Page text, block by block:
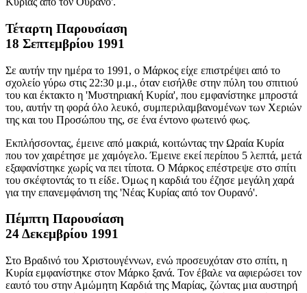
Τέταρτη Παρουσίαση
18 Σεπτεμβρίου 1991
Σε αυτήν την ημέρα το 1991, ο Μάρκος είχε επιστρέψει από το
σχολείο γύρω στις 22:30 μ.μ., όταν εισήλθε στην πύλη του σπιτιού
του και έκτακτο η 'Μυστηριακή Κυρία', που εμφανίστηκε μπροστά
του, αυτήν τη φορά όλο λευκό, συμπεριλαμβανομένων των Χεριών
της και του Προσώπου της, σε ένα έντονο φωτεινό φως.
Εκπλήσσοντας, έμεινε από μακριά, κοιτώντας την Ωραία Κυρία
που τον χαιρέτησε με χαμόγελο. Έμεινε εκεί περίπου 5 λεπτά, μετά
εξαφανίστηκε χωρίς να πει τίποτα. Ο Μάρκος επέστρεψε στο σπίτι
του σκέφτοντάς το τι είδε. Όμως η καρδιά του έζησε μεγάλη χαρά
για την επανεμφάνιση της 'Νέας Κυρίας από τον Ουρανό'.
Πέμπτη Παρουσίαση
24 Δεκεμβρίου 1991
Στο Βραδινό του Χριστουγέννων, ενώ προσευχόταν στο σπίτι, η
Κυρία εμφανίστηκε στον Μάρκο ξανά. Τον έβαλε να αφιερώσει τον
εαυτό του στην Αμώμητη Καρδιά της Μαρίας, ζώντας μια αυστηρή